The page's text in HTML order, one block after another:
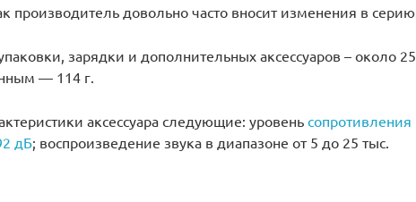
производитель довольно часто вносит изменения в серию.
зарядки и дополнительных аксессуаров – около 25
— 114 г.
аксессуара следующие: уровень сопротивления
дБ; воспроизведение звука в диапазоне от 5 до 25 тыс.